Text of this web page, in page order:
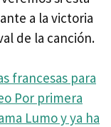
a la victoria
de la canción.
francesas para
Por primera
Lumo y ya ha